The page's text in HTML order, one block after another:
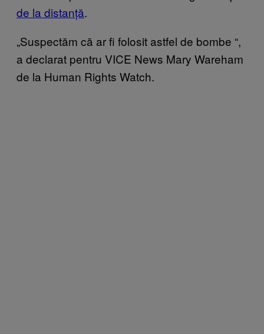
de la distanță.
„Suspectăm că ar fi folosit astfel de bombe “,
a declarat pentru VICE News Mary Wareham
de la Human Rights Watch.